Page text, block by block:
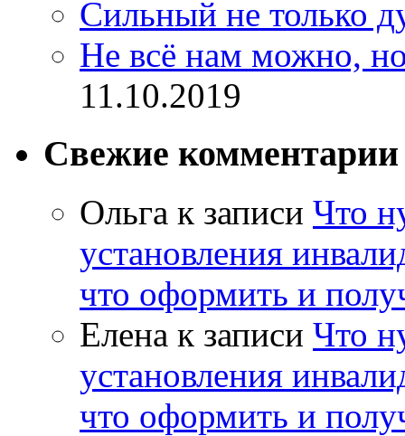
Сильный не только
Не всё нам можно,
11.10.2019
Свежие комментарии
Ольга к записи Что
установления
что оформить и
Елена к записи Что
установления
что оформить и